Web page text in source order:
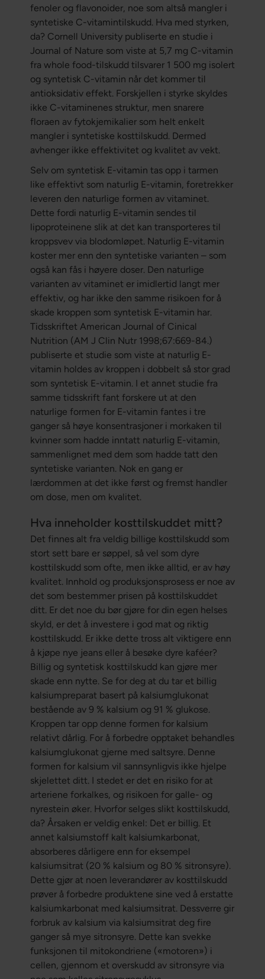
fenoler og flavonoider, noe som altså mangler i
syntetiske C-vitamintilskudd. Hva med styrken,
da? Cornell University publiserte en studie i
Journal of Nature som viste at 5,7 mg C-vitamin
fra whole food-tilskudd tilsvarer 1 500 mg isolert
og syntetisk C-vitamin når det kommer til
antioksidativ effekt. Forskjellen i styrke skyldes
ikke C-vitaminenes struktur, men snarere
floraen av fytokjemikalier som helt enkelt
mangler i syntetiske kosttilskudd. Dermed
avhenger ikke effektivitet og kvalitet av vekt.
Selv om syntetisk E-vitamin tas opp i tarmen
like effektivt som naturlig E-vitamin, foretrekker
leveren den naturlige formen av vitaminet.
Dette fordi naturlig E-vitamin sendes til
lipoproteinene slik at det kan transporteres til
kroppsvev via blodomløpet. Naturlig E-vitamin
koster mer enn den syntetiske varianten – som
også kan fås i høyere doser. Den naturlige
varianten av vitaminet er imidlertid langt mer
effektiv, og har ikke den samme risikoen for å
skade kroppen som syntetisk E-vitamin har.
Tidsskriftet American Journal of Cinical
Nutrition (AM J Clin Nutr 1998;67:669-84.)
publiserte et studie som viste at naturlig E-
vitamin holdes av kroppen i dobbelt så stor grad
som syntetisk E-vitamin. I et annet studie fra
samme tidsskrift fant forskere ut at den
naturlige formen for E-vitamin fantes i tre
ganger så høye konsentrasjoner i morkaken til
kvinner som hadde inntatt naturlig E-vitamin,
sammenlignet med dem som hadde tatt den
syntetiske varianten. Nok en gang er
lærdommen at det ikke først og fremst handler
om dose, men om kvalitet.
Hva inneholder kosttilskuddet mitt?
Det finnes alt fra veldig billige kosttilskudd som
stort sett bare er søppel, så vel som dyre
kosttilskudd som ofte, men ikke alltid, er av høy
kvalitet. Innhold og produksjonsprosess er noe av
det som bestemmer prisen på kosttilskuddet
ditt. Er det noe du bør gjøre for din egen helses
skyld, er det å investere i god mat og riktig
kosttilskudd. Er ikke dette tross alt viktigere enn
å kjøpe nye jeans eller å besøke dyre kaféer?
Billig og syntetisk kosttilskudd kan gjøre mer
skade enn nytte. Se for deg at du tar et billig
kalsiumpreparat basert på kalsiumglukonat
bestående av 9 % kalsium og 91 % glukose.
Kroppen tar opp denne formen for kalsium
relativt dårlig. For å forbedre opptaket behandles
kalsiumglukonat gjerne med saltsyre. Denne
formen for kalsium vil sannsynligvis ikke hjelpe
skjelettet ditt. I stedet er det en risiko for at
arteriene forkalkes, og risikoen for galle- og
nyrestein øker. Hvorfor selges slikt kosttilskudd,
da? Årsaken er veldig enkel: Det er billig. Et
annet kalsiumstoff kalt kalsiumkarbonat,
absorberes dårligere enn for eksempel
kalsiumsitrat (20 % kalsium og 80 % sitronsyre).
Dette gjør at noen leverandører av kosttilskudd
prøver å forbedre produktene sine ved å erstatte
kalsiumkarbonat med kalsiumsitrat. Dessverre gir
forbruk av kalsium via kalsiumsitrat deg fire
ganger så mye sitronsyre. Dette kan svekke
funksjonen til mitokondriene («motoren») i
cellen, gjennom et overskudd av sitronsyre via